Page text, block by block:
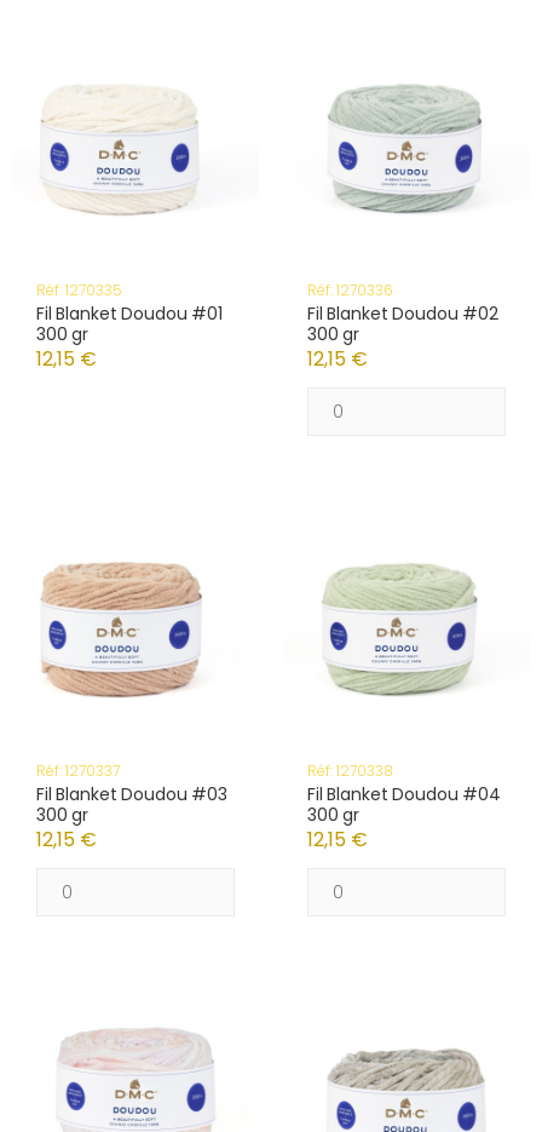
Réf: 1270335
Fil Blanket Doudou #01
300 gr
12,15 €
Réf: 1270336
Fil Blanket Doudou #02
300 gr
12,15 €
Réf: 1270337
Fil Blanket Doudou #03
300 gr
12,15 €
Réf: 1270338
Fil Blanket Doudou #04
300 gr
12,15 €